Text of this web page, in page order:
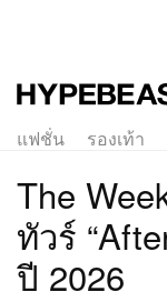
แฟชั่น รองเท้า
The
ทัวร์
ปี 2026